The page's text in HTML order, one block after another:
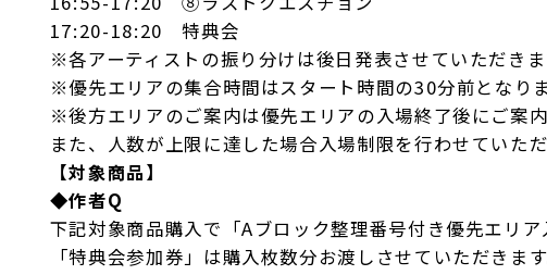
17:20-18:20 特典会
※各アーティストの振り分けは後日発表させていただきま
※優先エリアの集合時間はスタート時間の30分前となりま
※後方エリアのご案内は優先エリアの入場終了後にご案内
また、人数が上限に達した場合入場制限を行わせていた
【対象商品】
◆作者Q
下記対象商品購入で「Aブロック整理番号付き優先エリ
「特典会参加券」は購入枚数分お渡しさせていただきます